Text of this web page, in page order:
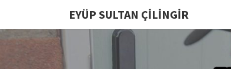
EYÜP SULTAN ÇILINGIR